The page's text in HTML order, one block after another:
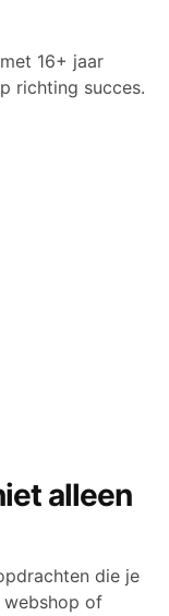
16+ jaar
richting succes.
alleen
die je
webshop of